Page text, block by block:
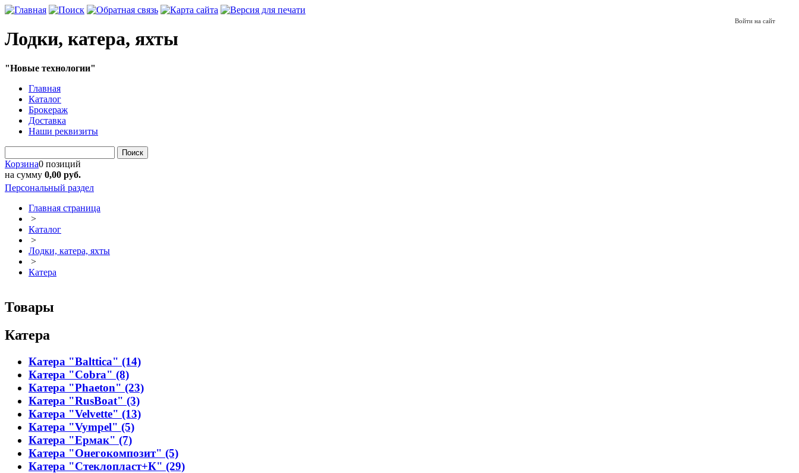
Войти на сайт
Лодки, катера, яхты
"Новые технологии"
Главная
Каталог
Брокераж
Доставка
Наши реквизиты
Поиск
Корзина0 позиций
на сумму 0,00 руб.
Персональный раздел
Главная страница
>
Каталог
>
Лодки, катера, яхты
>
Катера
Товары
Катера
Катера "Balttica" (14)
Катера "Cobra" (8)
Катера "Phaeton" (23)
Катера "RusBoat" (3)
Катера "Velvette" (13)
Катера "Vympel" (5)
Катера "Ермак" (7)
Катера "Онегокомпозит" (5)
Катера "Стеклопласт+К" (29)